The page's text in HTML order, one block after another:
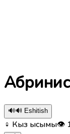
🔊🔊 Eshitish
♀ Кыз ысымы👁